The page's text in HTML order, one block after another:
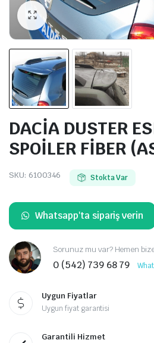
DACİA DUSTER
SPOİLER FİBER
SKU: 6100346 Stokta Var
Whatsapp'ta sipariş verin
Sorunuz mu var? Hemen
0 (542) 739 68 79
Uygun Fiyatlar
Uygun fiyat garantisi
Garantili Hizmet